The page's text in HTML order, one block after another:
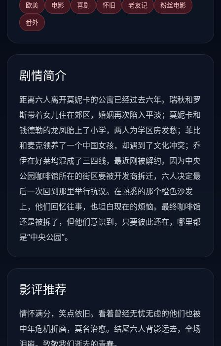
欧美 电影 喜剧 怀旧 老友记
粉丝电影
番外
剧情简介
距离六人离开莫妮卡的公寓已经过去六年。瑞秋和罗
斯带着女儿住在郊区，婚姻再次陷入平淡；莫妮卡和
钱德勒的龙凤胎上了小学，两人为学区房发愁；菲比
和麦克领养了一个中国女孩，却遇到了文化冲突；乔
伊在好莱坞混成了三四线，最近刚被解约。因为中央
公园咖啡馆所在的街区要被开发商拆迁，六人决定最
后一次回到那里举行抗议。在熟悉的那个橙色沙发
上，他们回忆往事，也坦白现在的烦恼。最终咖啡馆
还是被拆了，但他们意识到，只要彼此还在，哪里都
是“中央公园”。
影评推荐
情怀满分，笑点依旧。看着曾经无忧无虑的他们也被
中年危机折磨，莫名治愈。结尾六人背影远去，全场